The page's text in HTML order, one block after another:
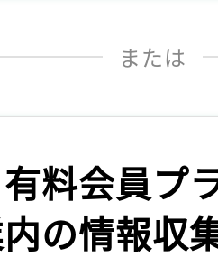
または
有料会員プ
の情報収